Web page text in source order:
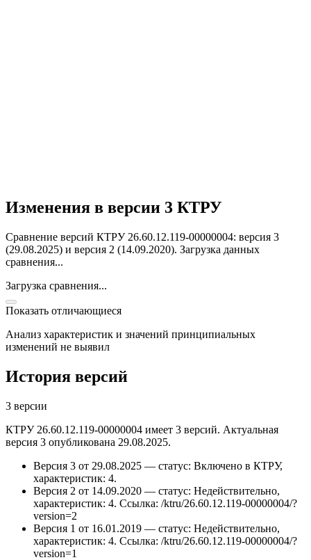
Изменения в версии 3 КТРУ
Сравнение версий КТРУ 26.60.12.119-00000004: версия 3
(29.08.2025) и версия 2 (14.09.2020). Загрузка данных
сравнения...
Загрузка сравнения...
Показать отличающиеся
Анализ характеристик и значений принципиальных
изменений не выявил
История версий
3 версии
КТРУ 26.60.12.119-00000004 имеет 3 версий. Актуальная
версия 3 опубликована 29.08.2025.
Версия 3 от 29.08.2025 — статус: Включено в КТРУ,
характеристик: 4.
Версия 2 от 14.09.2020 — статус: Недействительно,
характеристик: 4. Ссылка: /ktru/26.60.12.119-00000004/?
version=2
Версия 1 от 16.01.2019 — статус: Недействительно,
характеристик: 4. Ссылка: /ktru/26.60.12.119-00000004/?
version=1